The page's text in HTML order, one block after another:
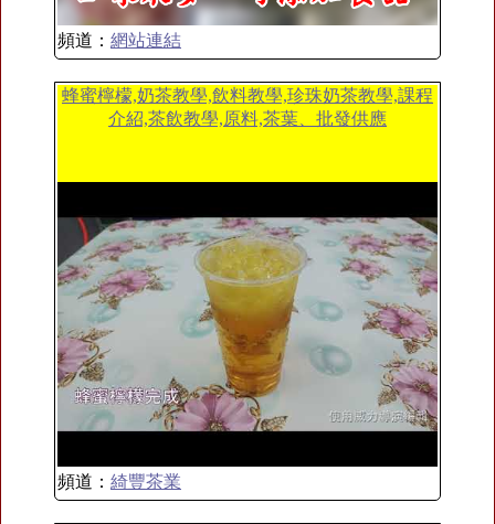
頻道： 網站連結
蜂蜜檸檬,奶茶教學,飲料教學,珍珠奶茶教學,課程
介紹,茶飲教學,原料,茶葉、批發供應
頻道： 綺豐茶業